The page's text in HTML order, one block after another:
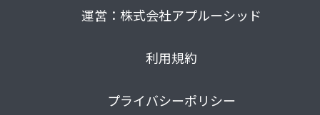
運営：株式会社アプルーシッド
利用規約
プライバシーポリシー